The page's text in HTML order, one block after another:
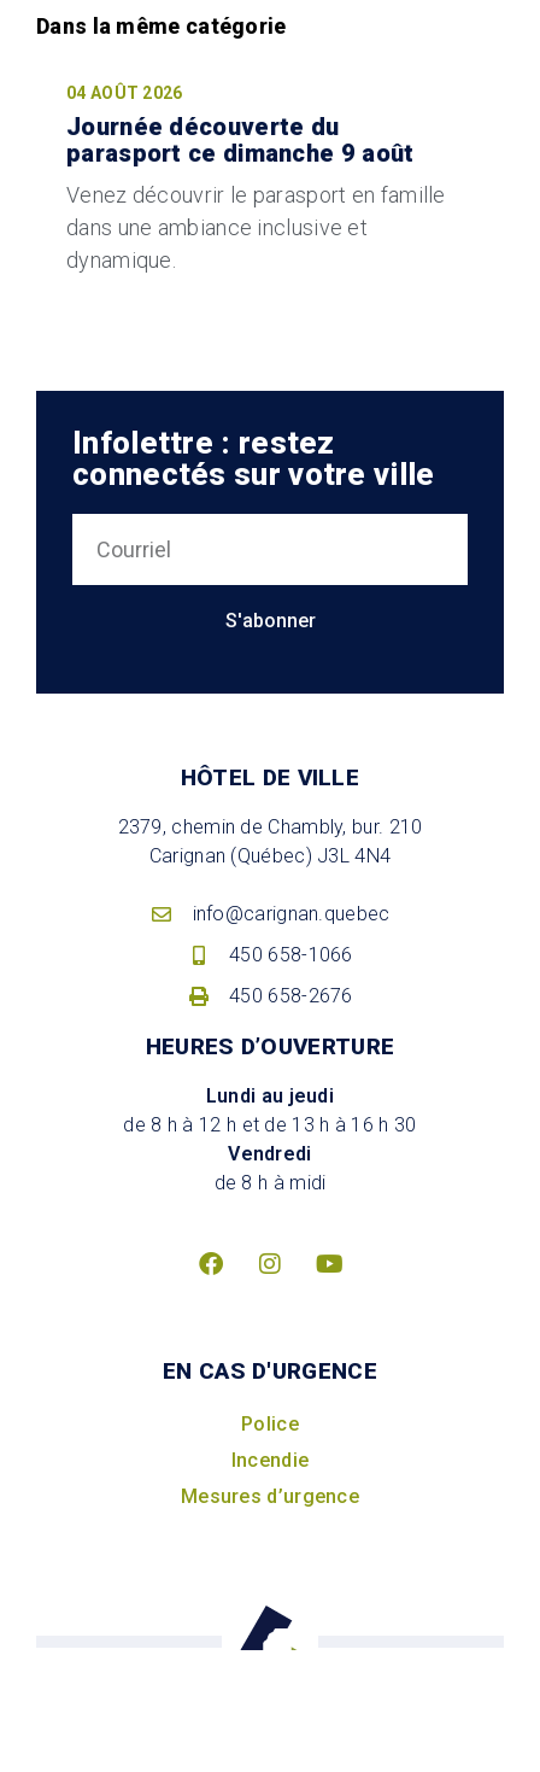
04 AOÛT 2026
Journée découverte du
parasport ce dimanche 9 août
Venez découvrir le parasport en famille
dans une ambiance inclusive et
dynamique.
Infolettre : restez
connectés sur votre ville
S'abonner
HÔTEL DE VILLE
2379, chemin de Chambly, bur. 210
Carignan (Québec) J3L 4N4
info@carignan.quebec
450 658-1066
450 658-2676
HEURES D’OUVERTURE
Lundi au jeudi
de 8 h à 12 h et de 13 h à 16 h 30
Vendredi
de 8 h à midi
EN CAS D'URGENCE
Police
Incendie
Mesures d’urgence